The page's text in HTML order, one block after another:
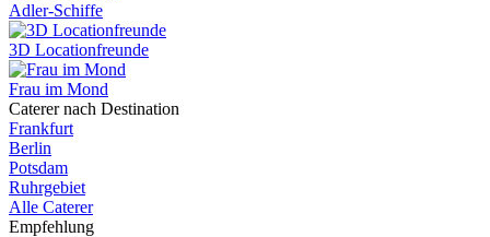
Adler-Schiffe
3D Locationfreunde
Frau im Mond
Caterer nach Destination
Frankfurt
Berlin
Potsdam
Ruhrgebiet
Alle Caterer
Empfehlung